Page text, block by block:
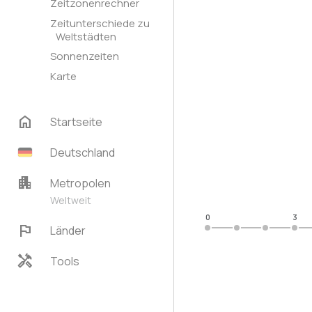
Zeitzonenrechner
Zeitunterschiede zu
Weltstädten
Sonnenzeiten
Karte
home
Startseite
Deutschland
apartment Metropolen
Weltweit
flag Länder
handyman Tools
0 3